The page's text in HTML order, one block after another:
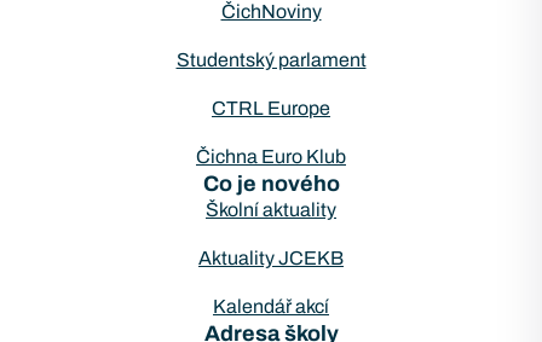
ČichNoviny
Studentský parlament
CTRL Europe
Čichna Euro Klub
Co je nového
Školní aktuality
Aktuality JCEKB
Kalendář akcí
Adresa školy